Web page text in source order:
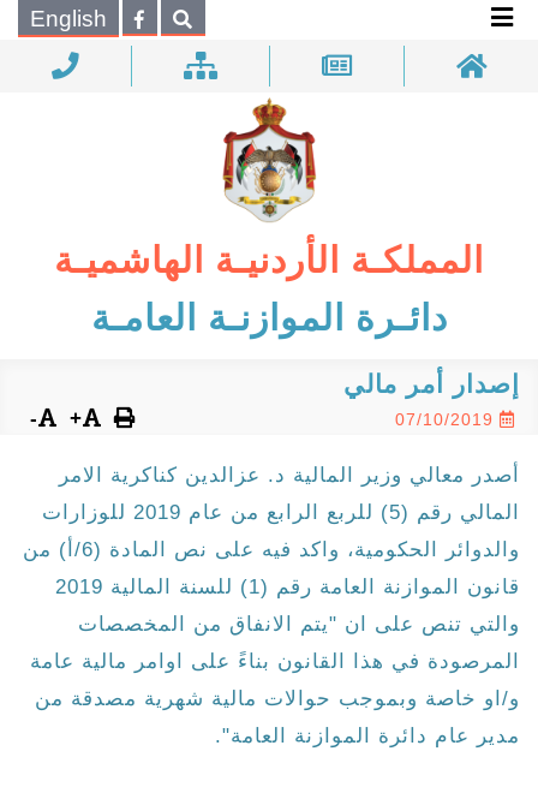
بحـث English
المملكـة الأردنيـة الهاشميـة
دائـرة الموازنـة العامـة
إصدار أمر مالي
07/10/2019
+
-
أصدر معالي وزير المالية د. عزالدين كناكرية الامر
المالي رقم (5) للربع الرابع من عام 2019 للوزارات
والدوائر الحكومية، واكد فيه على نص المادة (6/أ) من
قانون الموازنة العامة رقم (1) للسنة المالية 2019
والتي تنص على ان "يتم الانفاق من المخصصات
المرصودة في هذا القانون بناءً على اوامر مالية عامة
و/او خاصة وبموجب حوالات مالية شهرية مصدقة من
مدير عام دائرة الموازنة العامة".